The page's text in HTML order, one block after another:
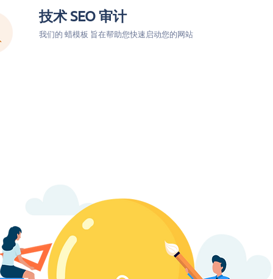
技术 SEO 审计
我们的 蜡模板 旨在帮助您快速启动您的网站